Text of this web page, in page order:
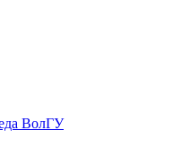
ВолГУ